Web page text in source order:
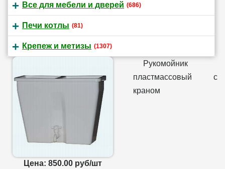
Все для мебели и дверей (686)
Печи котлы (81)
Крепеж и метизы (1307)
Цена: 850.00 руб/шт
Рукомойник
пластмассовый с
краном